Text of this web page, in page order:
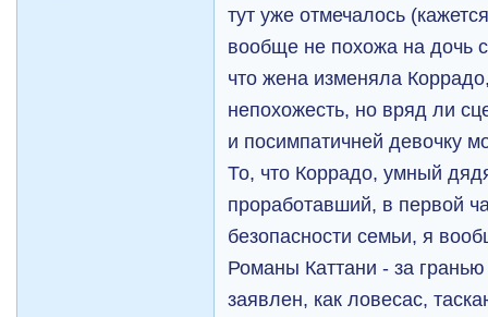
тут уже отмечалось
вообще не похожа на дочь
что жена изменяла
непохожесть, но вряд ли
и посимпатичней девочку
То, что Коррадо, умный
проработавший, в первой
безопасности семьи, я
Романы Каттани - за
заявлен, как ловесас,